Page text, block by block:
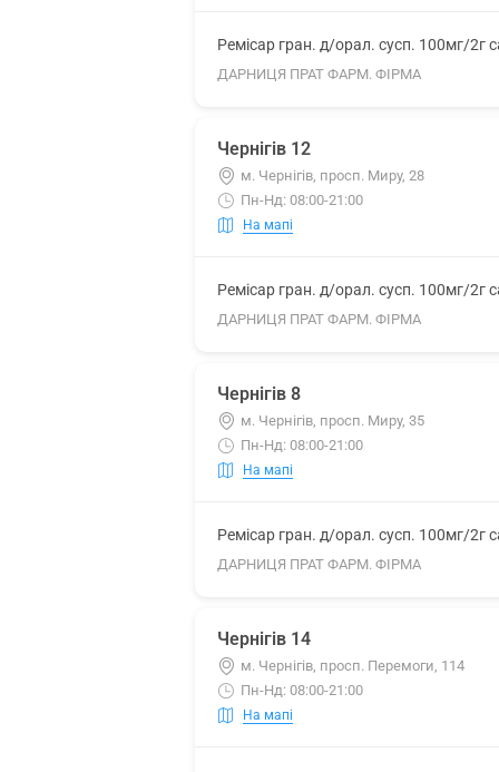
Ремісар гран. д/орал. сусп. 100мг/2г
ДАРНИЦЯ ПРАТ ФАРМ. ФІРМА
Чернігів 12
м. Чернігів, просп. Миру, 28
Пн-Нд: 08:00-21:00
На мапі
Ремісар гран. д/орал. сусп. 100мг/2г
ДАРНИЦЯ ПРАТ ФАРМ. ФІРМА
Чернігів 8
м. Чернігів, просп. Миру, 35
Пн-Нд: 08:00-21:00
На мапі
Ремісар гран. д/орал. сусп. 100мг/2г
ДАРНИЦЯ ПРАТ ФАРМ. ФІРМА
Чернігів 14
м. Чернігів, просп. Перемоги, 114
Пн-Нд: 08:00-21:00
На мапі